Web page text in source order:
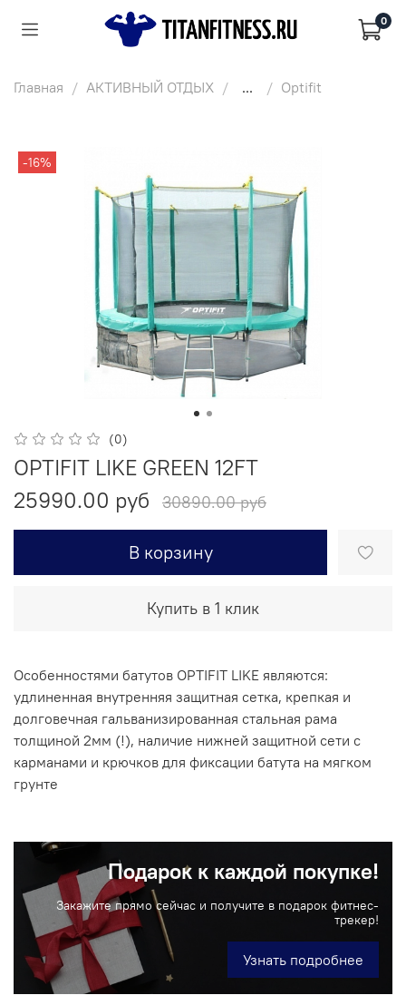
0
Главная АКТИВНЫЙ ОТДЫХ ... Optifit
-16%
(0)
OPTIFIT LIKE GREEN 12FT
25990.00 руб
30890.00 руб
В корзину
Купить в 1 клик
Особенностями батутов OPTIFIT LIKE являются:
удлиненная внутренняя защитная сетка, крепкая и
долговечная гальванизированная стальная рама
толщиной 2мм (!), наличие нижней защитной сети с
карманами и крючков для фиксации батута на мягком
грунте
Подарок к каждой покупке!
Закажите прямо сейчас и получите в подарок фитнес-
трекер!
Узнать подробнее